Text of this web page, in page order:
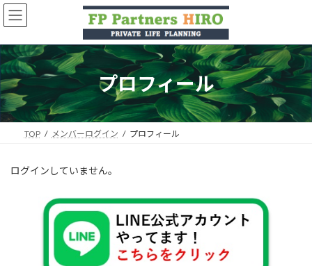
コ
ン
ン
ツ
へ
ス
キ
ッ
ナ
ビ
ー
シ
ョ
ン
に
移
プロフィール
TOP メンバーログイン プロフィール
ログインしていません。